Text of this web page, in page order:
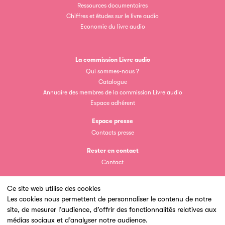
Ce site web utilise des cookies
Les cookies nous permettent de personnaliser le contenu de notre
site, de mesurer l’audience, d’offrir des fonctionnalités relatives aux
médias sociaux et d’analyser notre audience.
Ressources documentaires
Chiffres et études sur le livre audio
Economie du livre audio
La commission Livre audio
Qui sommes-nous ?
Catalogue
Annuaire des membres de la commission Livre audio
Espace adhérent
Espace presse
Contacts presse
Rester en contact
Contact
Un site du
Clic.EDIt, pour faciliter les échanges informatisés entre
Les petits champions de la lecture
Le jeu de lecture à voix haute gratuit et ouvert à tous les